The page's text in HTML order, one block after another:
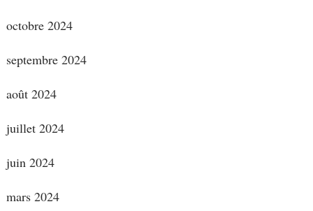
octobre 2024
septembre 2024
août 2024
juillet 2024
juin 2024
mars 2024